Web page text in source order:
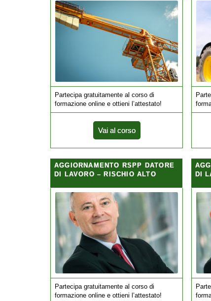
Partecipa gratuitamente al corso di
formazione online e ottieni l’attestato!
Vai al corso
AGGIORNAMENTO RSPP DATORE
DI LAVORO – RISCHIO ALTO
Partecipa gratuitamente al corso di
formazione online e ottieni l’attestato!
DI